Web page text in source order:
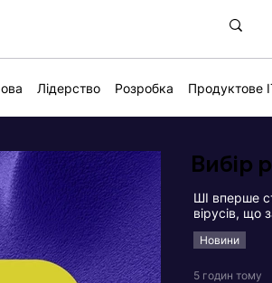
Лідерство Розробка Продуктове
Вибір
ШІ вперше
вірусів, що
Новини
5 годин тому